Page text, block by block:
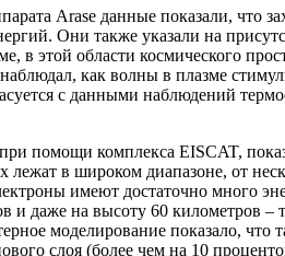
Arase данные показали, что
Они также указали на
в этой области космического
наблюдал, как волны в плазме
с данными наблюдений
помощи комплекса EISCAT,
лежат в широком диапазоне, от
имеют достаточно много
и даже на высоту 60 километров –
моделирование показало, что
слоя (более чем на 10